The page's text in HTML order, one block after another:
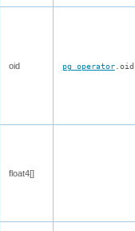
oid pg_operator.oid
float4[]